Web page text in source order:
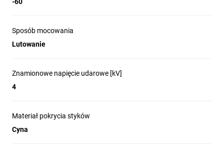
Sposób mocowania
Lutowanie
Znamionowe napięcie udarowe [kV]
4
Materiał pokrycia styków
Cyna